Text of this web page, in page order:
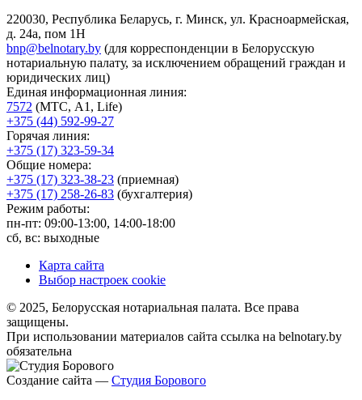
220030, Республика Беларусь, г. Минск, ул. Красноармейская,
д. 24а, пом 1Н
bnp@belnotary.by (для корреспонденции в Белорусскую
нотариальную палату, за исключением обращений граждан и
юридических лиц)
Единая информационная линия:
7572 (МТС, A1, Life)
+375 (44) 592-99-27
Горячая линия:
+375 (17) 323-59-34
Общие номера:
+375 (17) 323-38-23 (приемная)
+375 (17) 258-26-83 (бухгалтерия)
Режим работы:
пн-пт: 09:00-13:00, 14:00-18:00
сб, вс: выходные
Карта сайта
Выбор настроек cookie
© 2025, Белорусская нотариальная палата. Все права
защищены.
При использовании материалов сайта ссылка на belnotary.by
обязательна
Создание сайта — Студия Борового